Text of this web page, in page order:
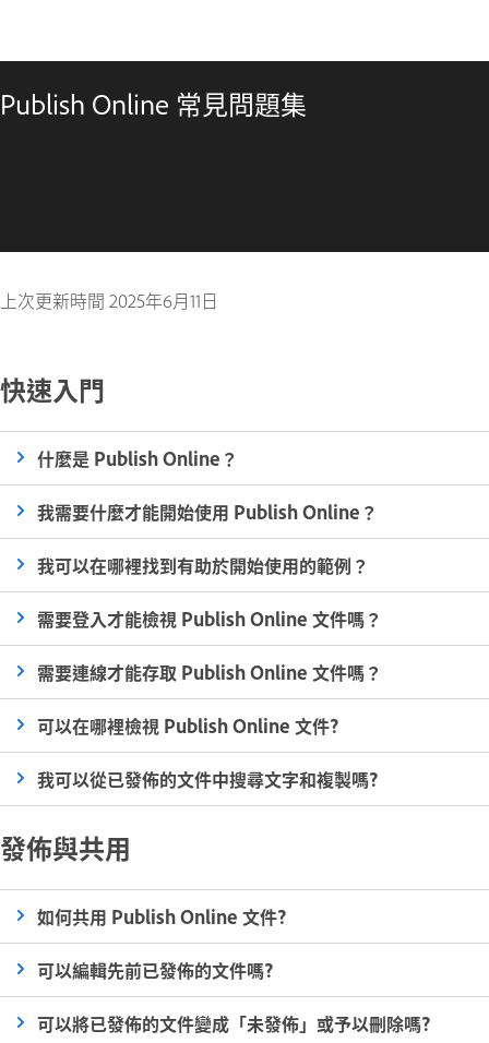
Publish Online 常見問題集
上次更新時間 2025年6月11日
快速入門
什麼是 Publish Online？
我需要什麼才能開始使用 Publish Online？
我可以在哪裡找到有助於開始使用的範例？
需要登入才能檢視 Publish Online 文件嗎？
需要連線才能存取 Publish Online 文件嗎？
可以在哪裡檢視 Publish Online 文件?
我可以從已發佈的文件中搜尋文字和複製嗎?
發佈與共用
如何共用 Publish Online 文件?
可以編輯先前已發佈的文件嗎?
可以將已發佈的文件變成「未發佈」或予以刪除嗎?